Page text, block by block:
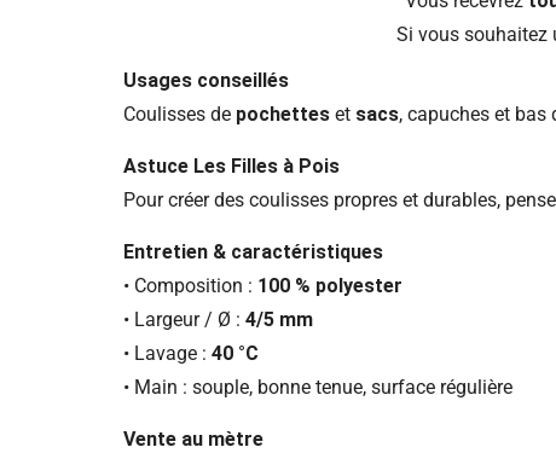
Si vous souhaitez
Usages conseillés
Coulisses de pochettes et sacs, capuches et bas
Astuce Les Filles à Pois
Pour créer des coulisses propres et durables,
Entretien & caractéristiques
• Composition : 100 % polyester
• Largeur / Ø : 4/5 mm
• Lavage : 40 °C
• Main : souple, bonne tenue, surface régulière
Vente au mètre